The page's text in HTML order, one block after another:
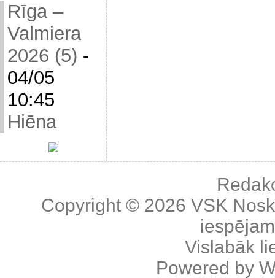
Rīga –
Valmiera
2026 (5) -
04/05
10:45
Hiēna
Copyright © 2026 VSK
Vislabāk
Powered by